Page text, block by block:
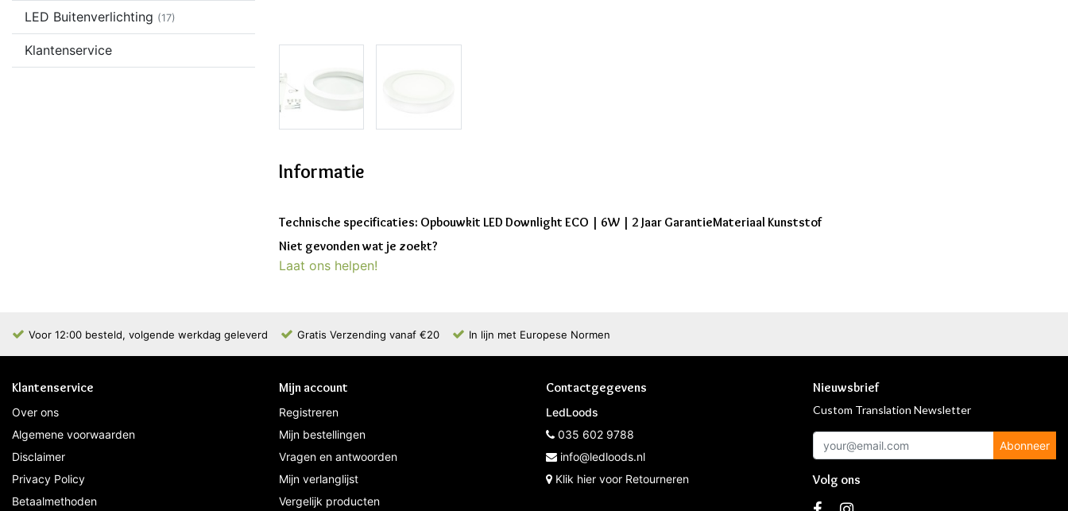
LED Buitenverlichting (17)
Klantenservice
Informatie
Technische specificaties: Opbouwkit LED Downlight ECO | 6W | 2 Jaar GarantieMateriaal Kunststof
Niet gevonden wat je zoekt?
Laat ons helpen!
Voor 12:00 besteld, volgende werkdag geleverd Gratis Verzending vanaf €20 In lijn met Europese Normen
Klantenservice
Over ons
Algemene voorwaarden
Disclaimer
Privacy Policy
Betaalmethoden
Mijn account
Registreren
Mijn bestellingen
Vragen en antwoorden
Mijn verlanglijst
Vergelijk producten
Contactgegevens
LedLoods
035 602 9788
info@ledloods.nl
Klik hier voor Retourneren
Nieuwsbrief
Custom Translation Newsletter
Abonneer
Volg ons